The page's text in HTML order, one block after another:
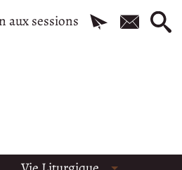
aux sessions